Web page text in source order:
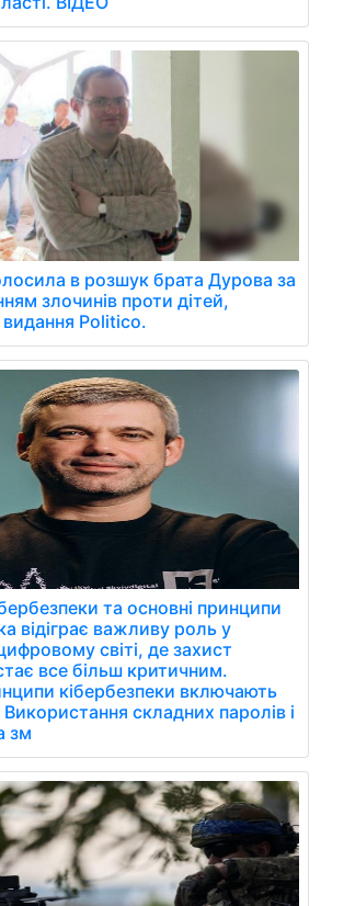
в розшук брата Дурова за
злочинів проти дітей,
Politico.
та основні принципи
відіграє важливу роль у
світі, де захист
все більш критичним.
кібербезпеки включають
Використання складних паролів і
зм